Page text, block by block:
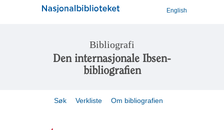
English
Bibliografi
Den internasjonale Ibsen-
bibliografien
Søk Verkliste Om bibliografien